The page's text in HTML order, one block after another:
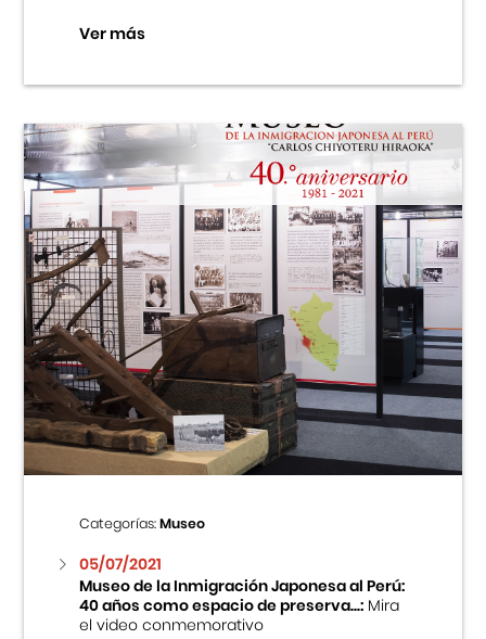
Ver más
Categorías:Museo
05/07/2021
Museo de la Inmigración Japonesa al Perú:
40 años como espacio de preserva...:Mira
el video conmemorativo